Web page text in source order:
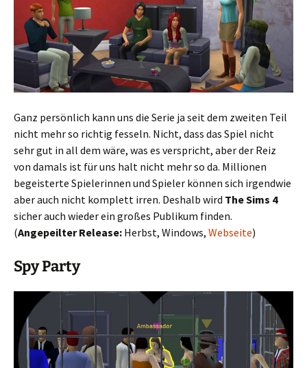
Ganz persönlich kann uns die Serie ja seit dem zweiten Teil
nicht mehr so richtig fesseln. Nicht, dass das Spiel nicht
sehr gut in all dem wäre, was es verspricht, aber der Reiz
von damals ist für uns halt nicht mehr so da. Millionen
begeisterte Spielerinnen und Spieler können sich irgendwie
aber auch nicht komplett irren. Deshalb wird The Sims 4
sicher auch wieder ein großes Publikum finden.
(Angepeilter Release: Herbst, Windows, Webseite)
Spy Party